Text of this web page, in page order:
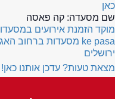
כאן
שם מסעדה: קה פאסה
מוקד הזמנת אירועים
ke pasa מסעדות ברחוב
ירושלים
מצאת טעות? עדכן אותנו כאן!